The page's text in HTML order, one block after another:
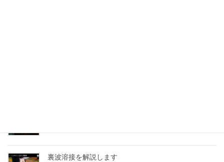
裏波溶接を解説します